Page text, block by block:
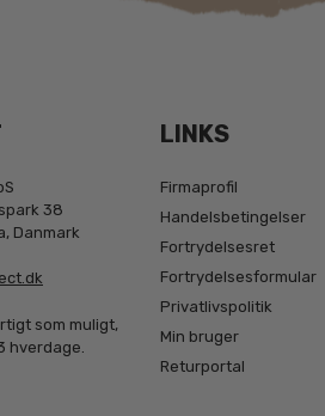
38
Danmark
som muligt,
hverdage.
LINKS
Firmaprofil
Handelsbetingelser
Fortrydelsesret
Fortrydelsesformular
Privatlivspolitik
Min bruger
Returportal